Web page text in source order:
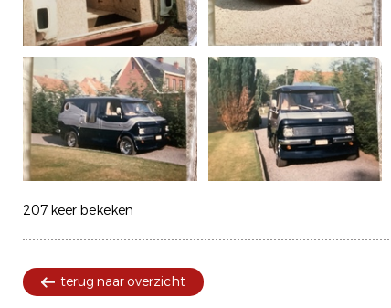
207 keer bekeken
terug naar overzicht